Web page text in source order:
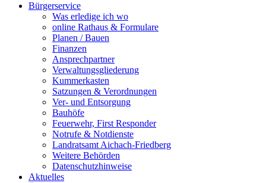
Bürgerservice
Was erledige ich wo
online Rathaus & Formulare
Planen / Bauen
Finanzen
Ansprechpartner
Verwaltungsgliederung
Kummerkasten
Satzungen & Verordnungen
Ver- und Entsorgung
Bauhöfe
Feuerwehr, First Responder
Notrufe & Notdienste
Landratsamt Aichach-Friedberg
Weitere Behörden
Datenschutzhinweise
Aktuelles